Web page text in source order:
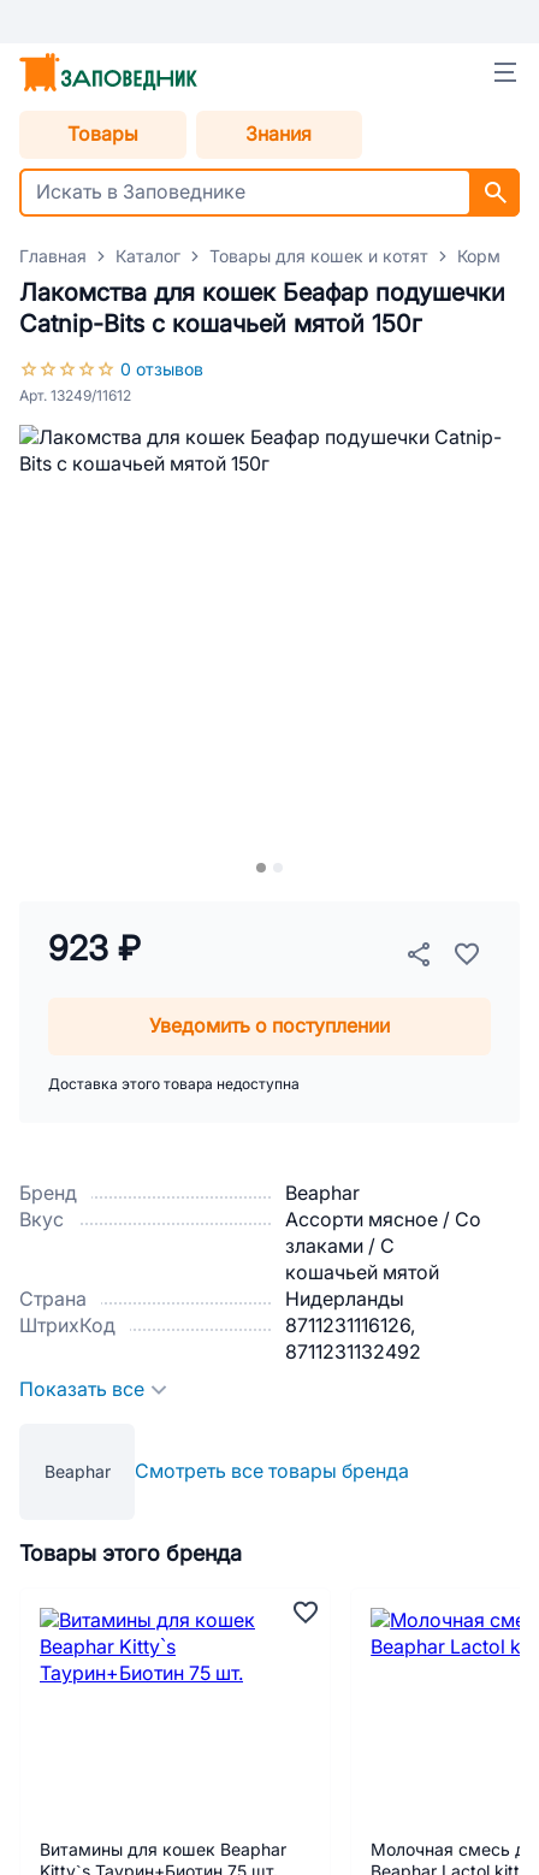
Товары Знания
Главная Каталог Товары для кошек и котят Корм
Лакомства для кошек Беафар подушечки
Catnip-Bits с кошачьей мятой 150г
0 отзывов
Арт. 13249/11612
Бренд
Beaphar
Вкус
Ассорти мясное / Со
злаками / С
кошачьей мятой
Страна
Нидерланды
ШтрихКод
8711231116126,
8711231132492
Показать все
Beaphar Смотреть все товары бренда
923 ₽
Уведомить о поступлении
Доставка этого товара недоступна
Товары этого бренда
Витамины для кошек Beaphar
Молочная смесь